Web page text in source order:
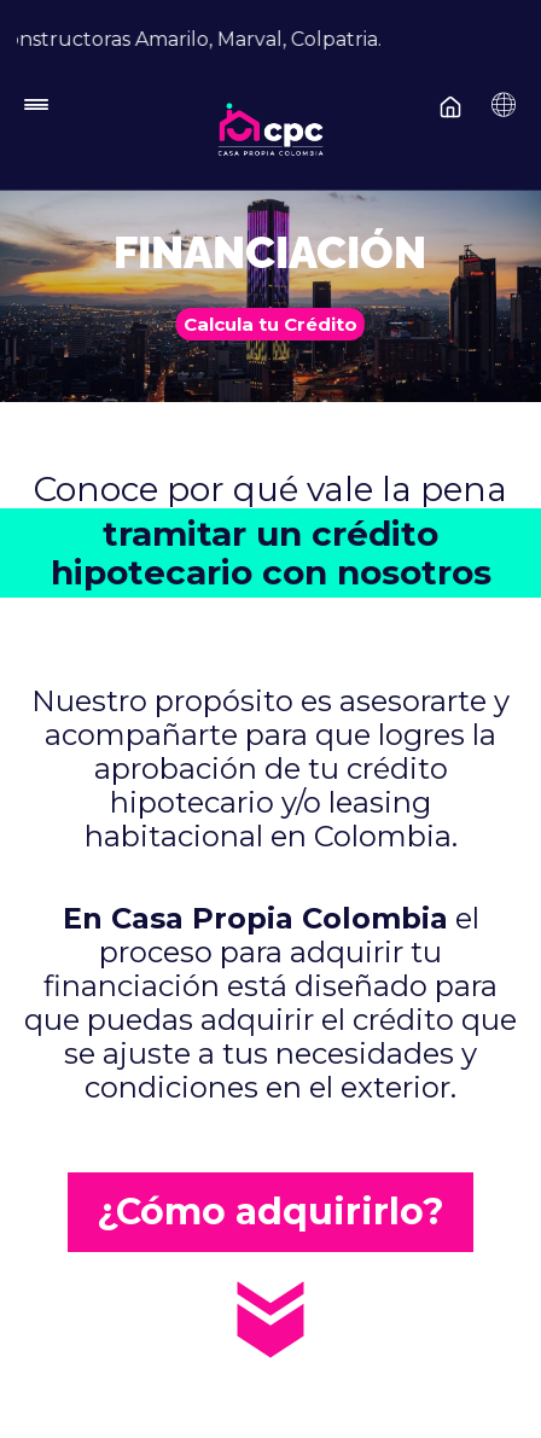
Amarilo, Marval, Colpatria.
FINANCIACIÓN
Calcula tu Crédito
Conoce por qué vale la pena
tramitar un crédito
hipotecario con nosotros
Nuestro propósito es asesorarte y
acompañarte para que logres la
aprobación de tu crédito
hipotecario y/o leasing
habitacional en Colombia.
En Casa Propia Colombia el
proceso para adquirir tu
financiación está diseñado para
que puedas adquirir el crédito que
se ajuste a tus necesidades y
condiciones en el exterior.
¿Cómo adquirirlo?